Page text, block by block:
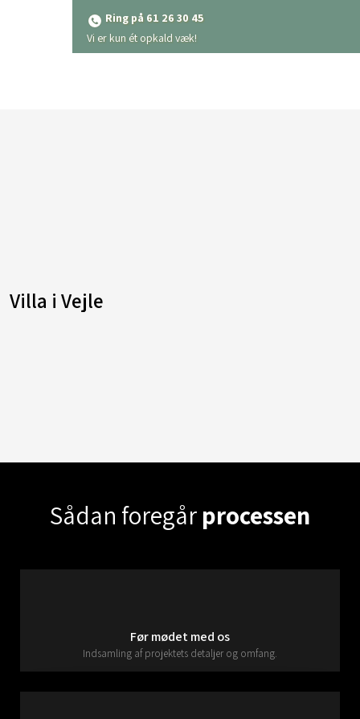
Ring på 61 26 30 45
​Vi er kun ét opkald væk!
Villa i Vejle​
Sådan foregårprocessen
Før mødet med os
Indsamling af projektets detaljer og omfang.